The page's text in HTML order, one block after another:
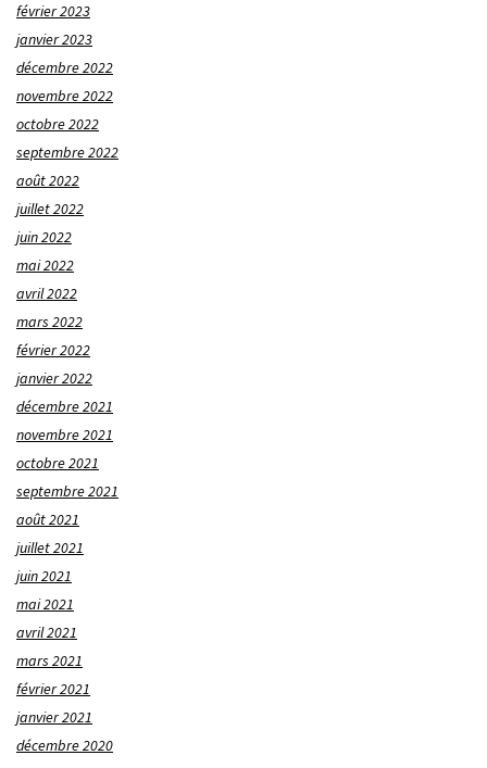
février 2023
janvier 2023
décembre 2022
novembre 2022
octobre 2022
septembre 2022
août 2022
juillet 2022
juin 2022
mai 2022
avril 2022
mars 2022
février 2022
janvier 2022
décembre 2021
novembre 2021
octobre 2021
septembre 2021
août 2021
juillet 2021
juin 2021
mai 2021
avril 2021
mars 2021
février 2021
janvier 2021
décembre 2020